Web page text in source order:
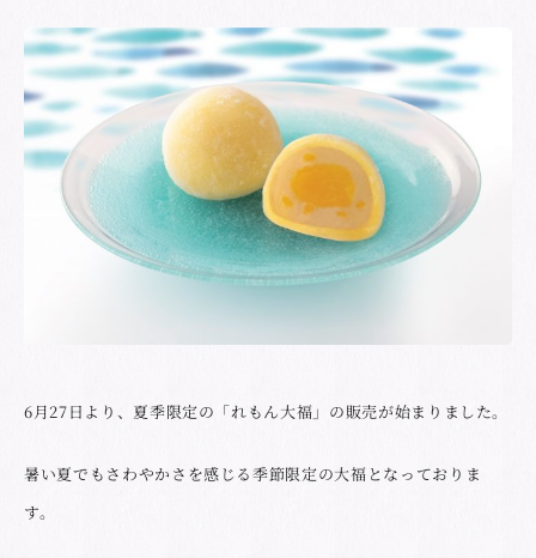
6月27日より、夏季限定の「れもん大福」の販売が始まりました。
暑い夏でもさわやかさを感じる季節限定の大福となっておりま
す。